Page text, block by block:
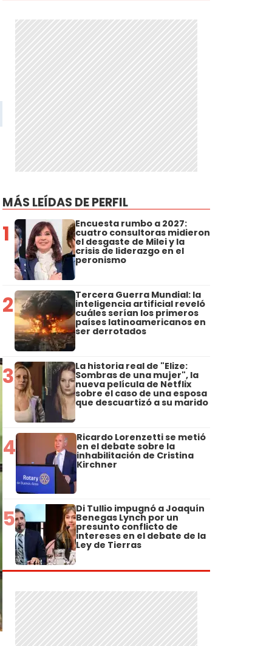
MÁS LEÍDAS DE PERFIL
1 Encuesta rumbo a 2027:
cuatro consultoras midieron
el desgaste de Milei y la
crisis de liderazgo en el
peronismo
2 Tercera Guerra Mundial: la
inteligencia artificial reveló
cuáles serían los primeros
países latinoamericanos en
ser derrotados
3 La historia real de "Elize:
Sombras de una mujer", la
nueva película de Netflix
sobre el caso de una esposa
que descuartizó a su marido
4 Ricardo Lorenzetti se metió
en el debate sobre la
inhabilitación de Cristina
Kirchner
5 Di Tullio impugnó a Joaquín
Benegas Lynch por un
presunto conflicto de
intereses en el debate de la
Ley de Tierras